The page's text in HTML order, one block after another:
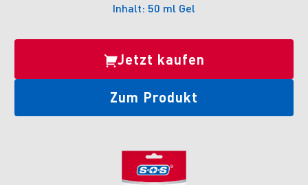
Inhalt: 50 ml Gel
Jetzt kaufen
Zum Produkt